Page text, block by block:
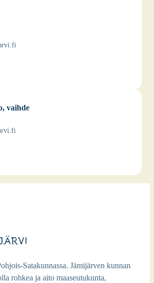
vaih­de
Satakunnassa. Jämijärven kunnan
rohkea ja aito maaseutukunta,